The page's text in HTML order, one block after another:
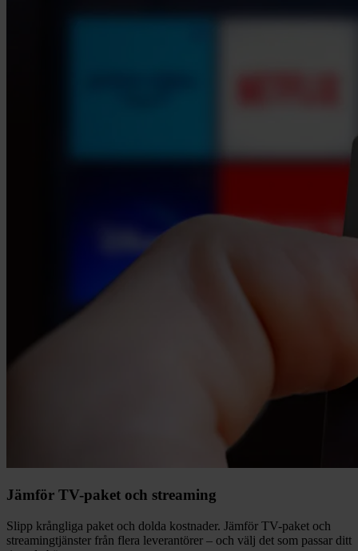
Jämför TV-paket och streaming
Slipp krångliga paket och dolda kostnader. Jämför TV-paket och
streamingtjänster från flera leverantörer – och välj det som passar ditt